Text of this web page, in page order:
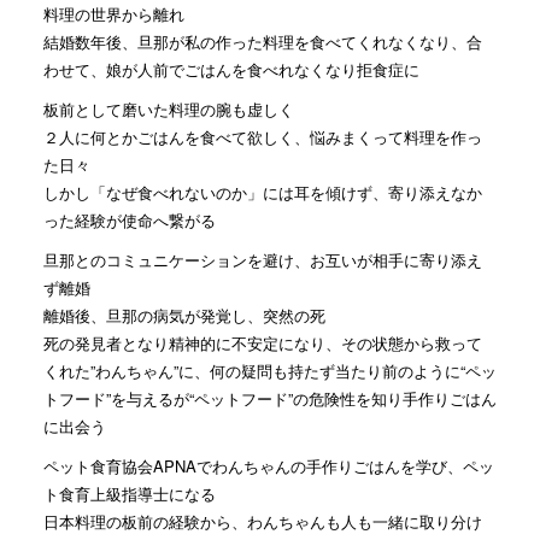
料理の世界から離れ
結婚数年後、旦那が私の作った料理を食べてくれなくなり、合
わせて、娘が人前でごはんを食べれなくなり拒食症に
板前として磨いた料理の腕も虚しく
２人に何とかごはんを食べて欲しく、悩みまくって料理を作っ
た日々
しかし「なぜ食べれないのか」には耳を傾けず、寄り添えなか
った経験が使命へ繋がる
旦那とのコミュニケーションを避け、お互いが相手に寄り添え
ず離婚
離婚後、旦那の病気が発覚し、突然の死
死の発見者となり精神的に不安定になり、その状態から救って
くれた”わんちゃん”に、何の疑問も持たず当たり前のように“ペッ
トフード”を与えるが“ペットフード”の危険性を知り手作りごはん
に出会う
ペット食育協会APNAでわんちゃんの手作りごはんを学び、ペッ
ト食育上級指導士になる
日本料理の板前の経験から、わんちゃんも人も一緒に取り分け